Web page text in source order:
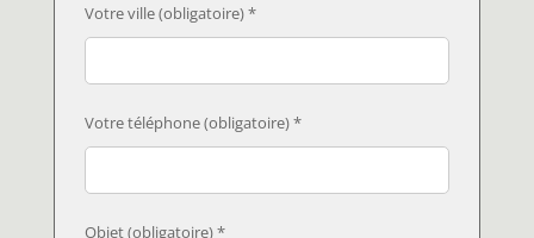
Votre ville (obligatoire) *
Votre téléphone (obligatoire) *
Objet (obligatoire) *